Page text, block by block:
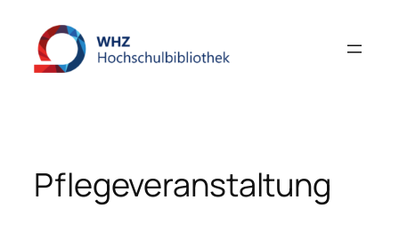
Inhalt
springen
Pflegeveranstaltung